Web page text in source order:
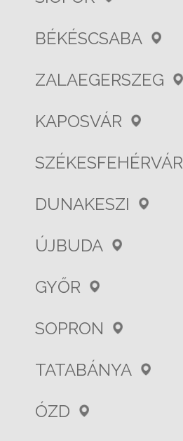
BÉKÉSCSABA
ZALAEGERSZEG
KAPOSVÁR
SZÉKESFEHÉRVÁR
DUNAKESZI
ÚJBUDA
GYŐR
SOPRON
TATABÁNYA
ÓZD